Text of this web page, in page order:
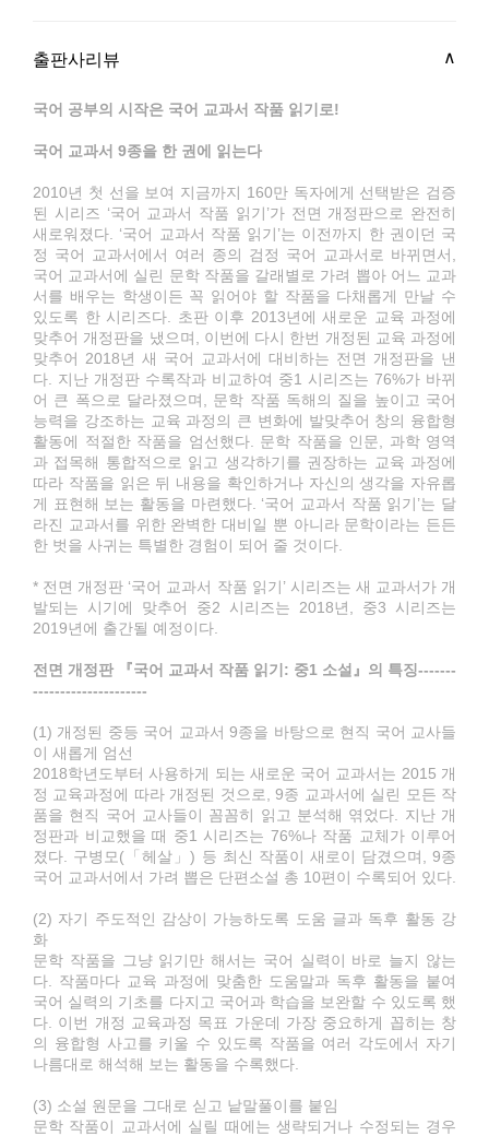
출판사리뷰
국어 공부의 시작은 국어 교과서 작품 읽기로!
국어 교과서 9종을 한 권에 읽는다
2010년 첫 선을 보여 지금까지 160만 독자에게 선택받은 검증
된 시리즈 ‘국어 교과서 작품 읽기’가 전면 개정판으로 완전히
새로워졌다. ‘국어 교과서 작품 읽기’는 이전까지 한 권이던 국
정 국어 교과서에서 여러 종의 검정 국어 교과서로 바뀌면서,
국어 교과서에 실린 문학 작품을 갈래별로 가려 뽑아 어느 교과
서를 배우는 학생이든 꼭 읽어야 할 작품을 다채롭게 만날 수
있도록 한 시리즈다. 초판 이후 2013년에 새로운 교육 과정에
맞추어 개정판을 냈으며, 이번에 다시 한번 개정된 교육 과정에
맞추어 2018년 새 국어 교과서에 대비하는 전면 개정판을 낸
다. 지난 개정판 수록작과 비교하여 중1 시리즈는 76%가 바뀌
어 큰 폭으로 달라졌으며, 문학 작품 독해의 질을 높이고 국어
능력을 강조하는 교육 과정의 큰 변화에 발맞추어 창의 융합형
활동에 적절한 작품을 엄선했다. 문학 작품을 인문, 과학 영역
과 접목해 통합적으로 읽고 생각하기를 권장하는 교육 과정에
따라 작품을 읽은 뒤 내용을 확인하거나 자신의 생각을 자유롭
게 표현해 보는 활동을 마련했다. ‘국어 교과서 작품 읽기’는 달
라진 교과서를 위한 완벽한 대비일 뿐 아니라 문학이라는 든든
한 벗을 사귀는 특별한 경험이 되어 줄 것이다.
* 전면 개정판 ‘국어 교과서 작품 읽기’ 시리즈는 새 교과서가 개
발되는 시기에 맞추어 중2 시리즈는 2018년, 중3 시리즈는
2019년에 출간될 예정이다.
전면 개정판 『국어 교과서 작품 읽기: 중1 소설』의 특징-------
---------------------
(1) 개정된 중등 국어 교과서 9종을 바탕으로 현직 국어 교사들
이 새롭게 엄선
2018학년도부터 사용하게 되는 새로운 국어 교과서는 2015 개
정 교육과정에 따라 개정된 것으로, 9종 교과서에 실린 모든 작
품을 현직 국어 교사들이 꼼꼼히 읽고 분석해 엮었다. 지난 개
정판과 비교했을 때 중1 시리즈는 76%나 작품 교체가 이루어
졌다. 구병모(「헤살」) 등 최신 작품이 새로이 담겼으며, 9종
국어 교과서에서 가려 뽑은 단편소설 총 10편이 수록되어 있다.
(2) 자기 주도적인 감상이 가능하도록 도움 글과 독후 활동 강
화
문학 작품을 그냥 읽기만 해서는 국어 실력이 바로 늘지 않는
다. 작품마다 교육 과정에 맞춤한 도움말과 독후 활동을 붙여
국어 실력의 기초를 다지고 국어과 학습을 보완할 수 있도록 했
다. 이번 개정 교육과정 목표 가운데 가장 중요하게 꼽히는 창
의 융합형 사고를 키울 수 있도록 작품을 여러 각도에서 자기
나름대로 해석해 보는 활동을 수록했다.
(3) 소설 원문을 그대로 싣고 낱말풀이를 붙임
문학 작품이 교과서에 실릴 때에는 생략되거나 수정되는 경우